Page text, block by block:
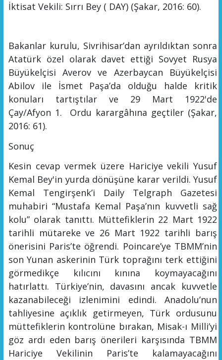
İktisat Vekili: Sırrı Bey ( DAY) (Şakar, 2016: 60).
Bakanlar kurulu, Sivrihisar’dan ayrıldıktan sonra
Atatürk özel olarak davet ettiği Sovyet Rusya
Büyükelçisi Averov ve Azerbaycan Büyükelçisi
Abilov ile İsmet Paşa’da olduğu halde kritik
konuları tartıştılar ve 29 Mart 1922'de
Çay/Afyon 1. Ordu karargâhına geçtiler(Şakar,
2016: 61).
Sonuç
Kesin cevap vermek üzere Hariciyevekili Yusuf
Kemal Bey'in yurda dönüşüne karar verildi. Yusuf
Kemal Tengirşenk’i
Daily Telgraph Gazetesi
muhabiri “Mustafa Kemal Paşa’nın kuvvetli sağ
kolu” olarak tanıttı. Müttefiklerin 22 Mart 1922
tarihli mütareke ve 26 Mart 1922 tarihli barış
önerisini Paris’te öğrendi. Poincare’ye TBMM’nin
son Yunan askerinin Türk toprağını terk ettiğini
görmedikçe kılıcını kınına koymayacağını
hatırlattı. Türkiye’nin, davasını ancak kuvvetle
kazanabileceği izlenimini edindi. Anadolu’nun
tahliyesine açıklık getirmeyen, Türk ordusunu
müttefiklerin kontrolüne bırakan, Misak-ı Milli’yi
göz ardı eden barış önerileri karşısında TBMM
Hariciye Vekilinin Paris’te kalamayacağını